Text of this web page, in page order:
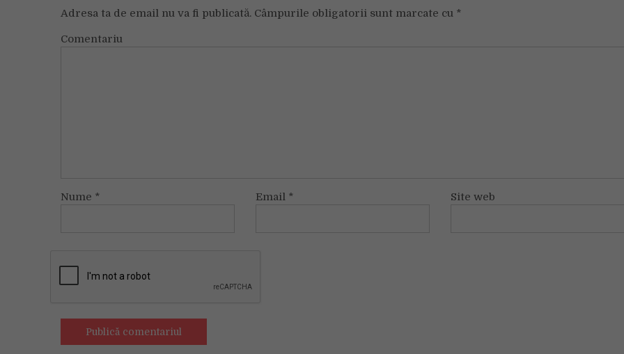
Adresa ta de email nu va fi publicată. Câmpurile obligatorii sunt marcate cu *
Comentariu
Nume * Email * Site web